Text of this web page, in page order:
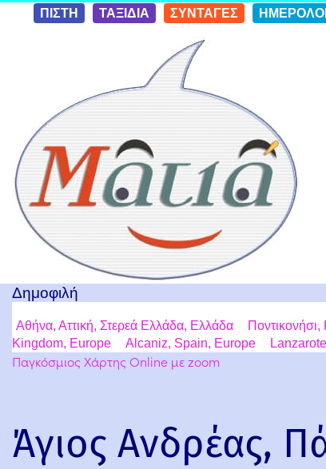
Skip to
conten
ΠΙΣΤΗ ΤΑΞΙΔΙΑ ΣΥΝΤΑΓΕΣ
Δημοφιλή
Αθήνα, Αττική, Στερεά Ελλάδα, Ελλάδα
Kingdom, Europe
Alcaniz, Spain, Europe
Παγκόσμιος Χάρτης Online με zoom
Άγιος Ανδρέας,